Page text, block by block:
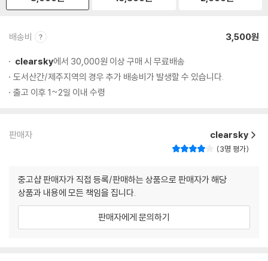
배송비 3,500원
clearsky에서 30,000원 이상 구매 시 무료배송
도서산간/제주지역의 경우 추가 배송비가 발생할 수 있습니다.
출고 이후 1~2일 이내 수령
판매자 clearsky
3명 평가
중고샵 판매자가 직접 등록/판매하는 상품으로 판매자가 해당
상품과 내용에 모든 책임을 집니다.
판매자에게 문의하기